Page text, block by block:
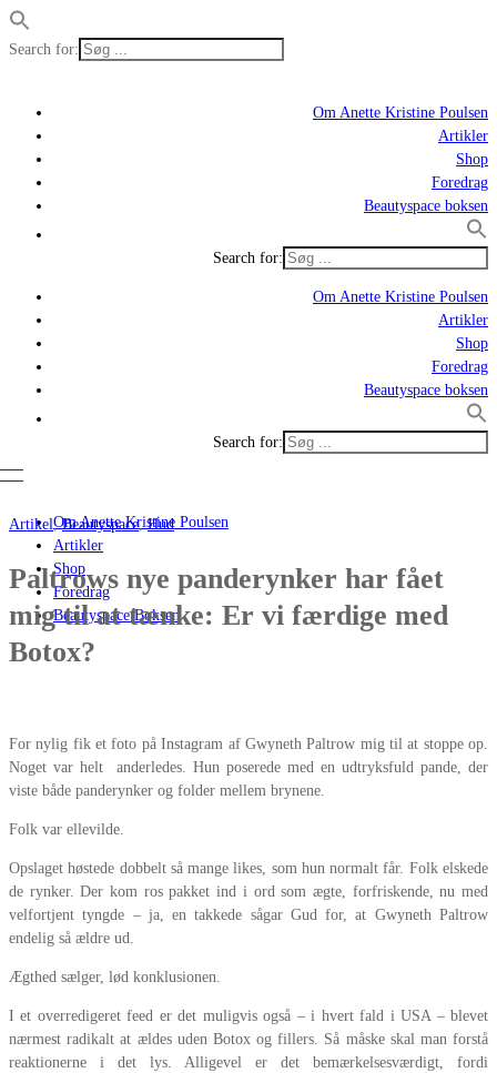
Search for:
Om Anette Kristine Poulsen
Artikler
Shop
Foredrag
Beautyspace boksen
Search for:
Om Anette Kristine Poulsen
Artikler
Shop
Foredrag
Beautyspace boksen
Search for:
Om Anette Kristine Poulsen
Artikler
Shop
Foredrag
Beautyspace Boksen
Artikel,Beautyspace,Hud
Paltrows nye panderynker har fået
mig til at tænke: Er vi færdige med
Botox?
For nylig fik et foto på Instagram af Gwyneth Paltrow mig til at stoppe op.
Noget var helt anderledes. Hun poserede med en udtryksfuld pande, der
viste både panderynker og folder mellem brynene.
Folk var ellevilde.
Opslaget høstede dobbelt så mange likes, som hun normalt får. Folk elskede
de rynker. Der kom ros pakket ind i ord som ægte, forfriskende, nu med
velfortjent tyngde – ja, en takkede sågar Gud for, at Gwyneth Paltrow
endelig så ældre ud.
Ægthed sælger, lød konklusionen.
I et overredigeret feed er det muligvis også – i hvert fald i USA – blevet
nærmest radikalt at ældes uden Botox og fillers. Så måske skal man forstå
reaktionerne i det lys. Alligevel er det bemærkelsesværdigt, fordi